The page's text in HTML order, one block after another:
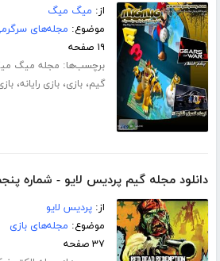
از: میگ میگ
موضوع: مجله‌های
۱۹ صفحه
برچسب‌ها: مجله میگ
گیم،بازی،بازی رایانه،
دانلود مجله گیم پردیس لایو - شماره
از:پردیس لایو
موضوع: مجله‌های بازی
۳۷ صفحه